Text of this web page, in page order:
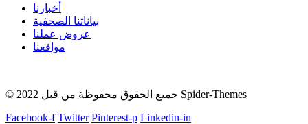
أخبارنا
بياناتنا الصحفية
عروض عملنا
مواقعنا
© 2022 جميع الحقوق محفوظة من قبل Spider-Themes
Facebook-f Twitter Pinterest-p Linkedin-in